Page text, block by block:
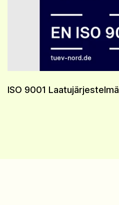
ISO 9001 Laatujärjestelmä